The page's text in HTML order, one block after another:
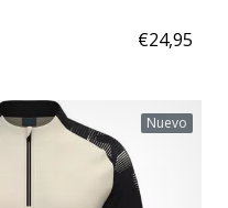
€24,95
152 164 Nuevo